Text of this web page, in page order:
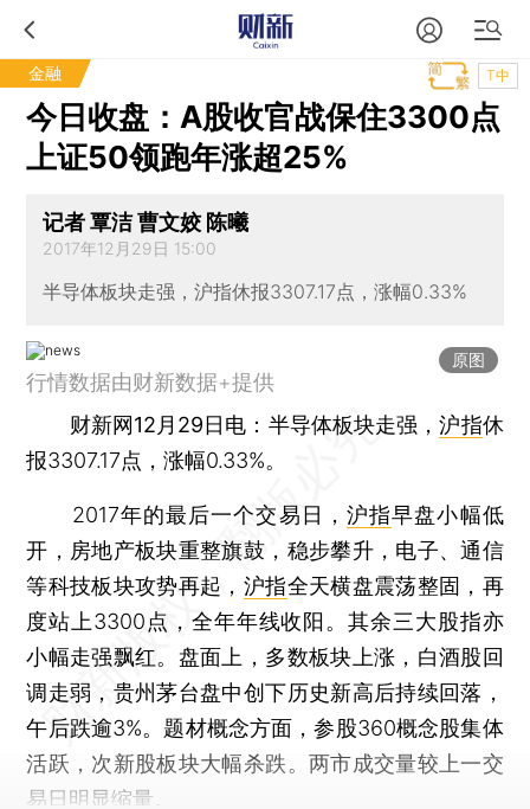
金融 T中
今日收盘：A股收官战保住3300点
上证50领跑年涨超25%
记者 覃洁 曹文姣 陈曦
2017年12月29日 15:00
半导体板块走强，沪指休报3307.17点，涨幅0.33%
原图
行情数据由财新数据+提供
财新网12月29日电 ：半导体板块走强，沪指休
报3307.17点，涨幅0.33%。
2017年的最后一个交易日， 沪指早盘小幅低
开，房地产板块重整旗鼓，稳步攀升，电子、通信
等科技板块攻势再起， 沪指全天横盘震荡整固，再
度站上3300点，全年年线收阳。其余三大股指亦
小幅走强飘红。盘面上，多数板块上涨，白酒股回
调走弱，贵州茅台盘中创下历史新高后持续回落，
午后跌逾3%。题材概念方面，参股360概念股集体
活跃，次新股板块大幅杀跌。两市成交量较上一交
易日明显缩量。